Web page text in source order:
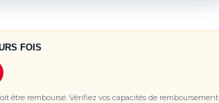
FOIS
être remboursé. Vérifiez vos capacités de remboursement